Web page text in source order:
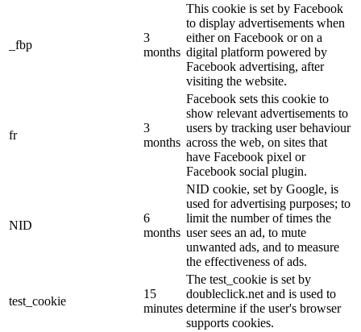
_fbp
3
months
This cookie is set by Facebook
to display advertisements when
either on Facebook or on a
digital platform powered by
Facebook advertising, after
visiting the website.
fr
3
months
Facebook sets this cookie to
show relevant advertisements to
users by tracking user behaviour
across the web, on sites that
have Facebook pixel or
Facebook social plugin.
NID
6
months
NID cookie, set by Google, is
used for advertising purposes; to
limit the number of times the
user sees an ad, to mute
unwanted ads, and to measure
the effectiveness of ads.
test_cookie
15
minutes
The test_cookie is set by
doubleclick.net and is used to
determine if the user's browser
supports cookies.